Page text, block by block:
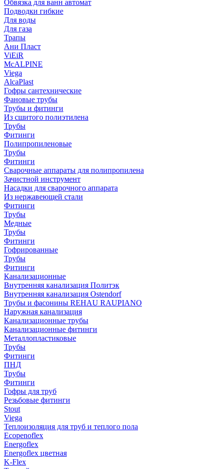
Обвязка для ванн автомат
Подводки гибкие
Для воды
Для газа
Трапы
Ани Пласт
ViEiR
McALPINE
Viega
AlcaPlast
Гофры сантехнические
Фановые трубы
Трубы и фитинги
Из сшитого полиэтилена
Трубы
Фитинги
Полипропиленовые
Трубы
Фитинги
Сварочные аппараты для полипропилена
Зачистной инструмент
Насадки для сварочного аппарата
Из нержавеющей стали
Фитинги
Трубы
Медные
Трубы
Фитинги
Гофрированные
Трубы
Фитинги
Канализационные
Внутренняя канализация Политэк
Внутренняя канализация Ostendorf
Трубы и фасонины REHAU RAUPIANO
Наружная канализация
Канализационные трубы
Канализационные фитинги
Металлопластиковые
Трубы
Фитинги
ПНД
Трубы
Фитинги
Гофры для труб
Резьбовые фитинги
Stout
Viega
Теплоизоляция для труб и теплого пола
Ecopenoflex
Energoflex
Energoflex цветная
K-Flex